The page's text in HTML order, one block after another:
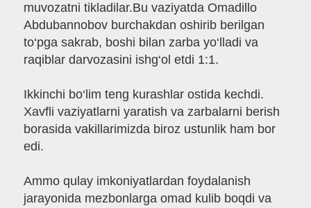
muvozatni tikladilar.Bu vaziyatda Omadillo
Abdubannobov burchakdan oshirib berilgan
to‘pga sakrab, boshi bilan zarba yo‘lladi va
raqiblar darvozasini ishg‘ol etdi 1:1.
Ikkinchi bo‘lim teng kurashlar ostida kechdi.
Xavfli vaziyatlarni yaratish va zarbalarni berish
borasida vakillarimizda biroz ustunlik ham bor
edi.
Ammo qulay imkoniyatlardan foydalanish
jarayonida mezbonlarga omad kulib boqdi va